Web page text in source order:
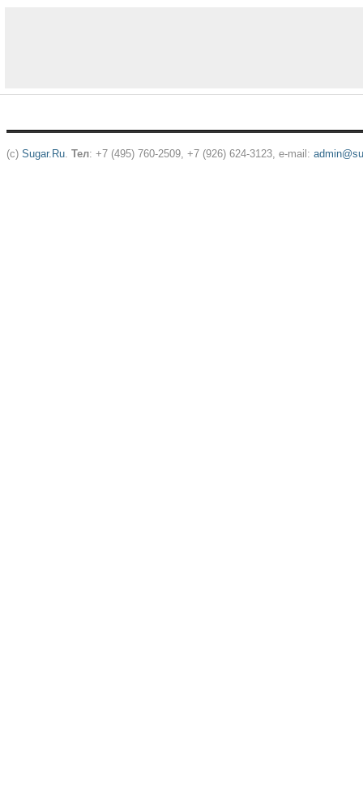
(c) Sugar.Ru. Тел: +7 (495) 760-2509, +7 (926) 624-3123, e-mail: